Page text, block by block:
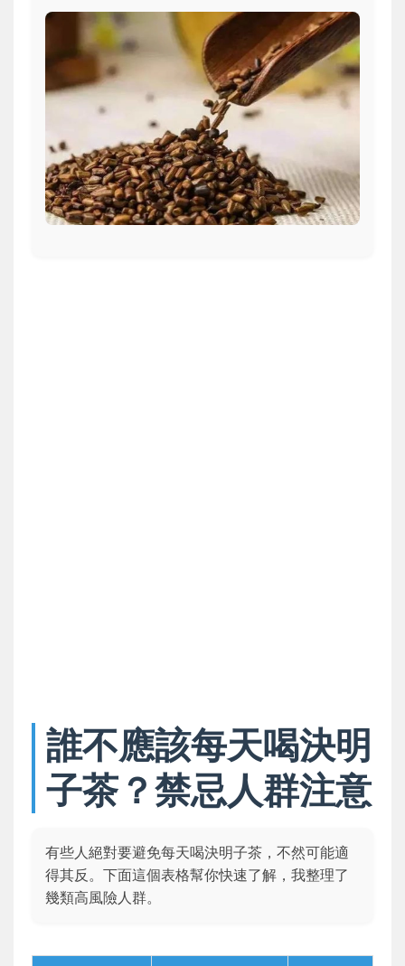
誰不應該每天喝決明
子茶？禁忌人群注意
有些人絕對要避免每天喝決明子茶，不然可能適
得其反。下面這個表格幫你快速了解，我整理了
幾類高風險人群。